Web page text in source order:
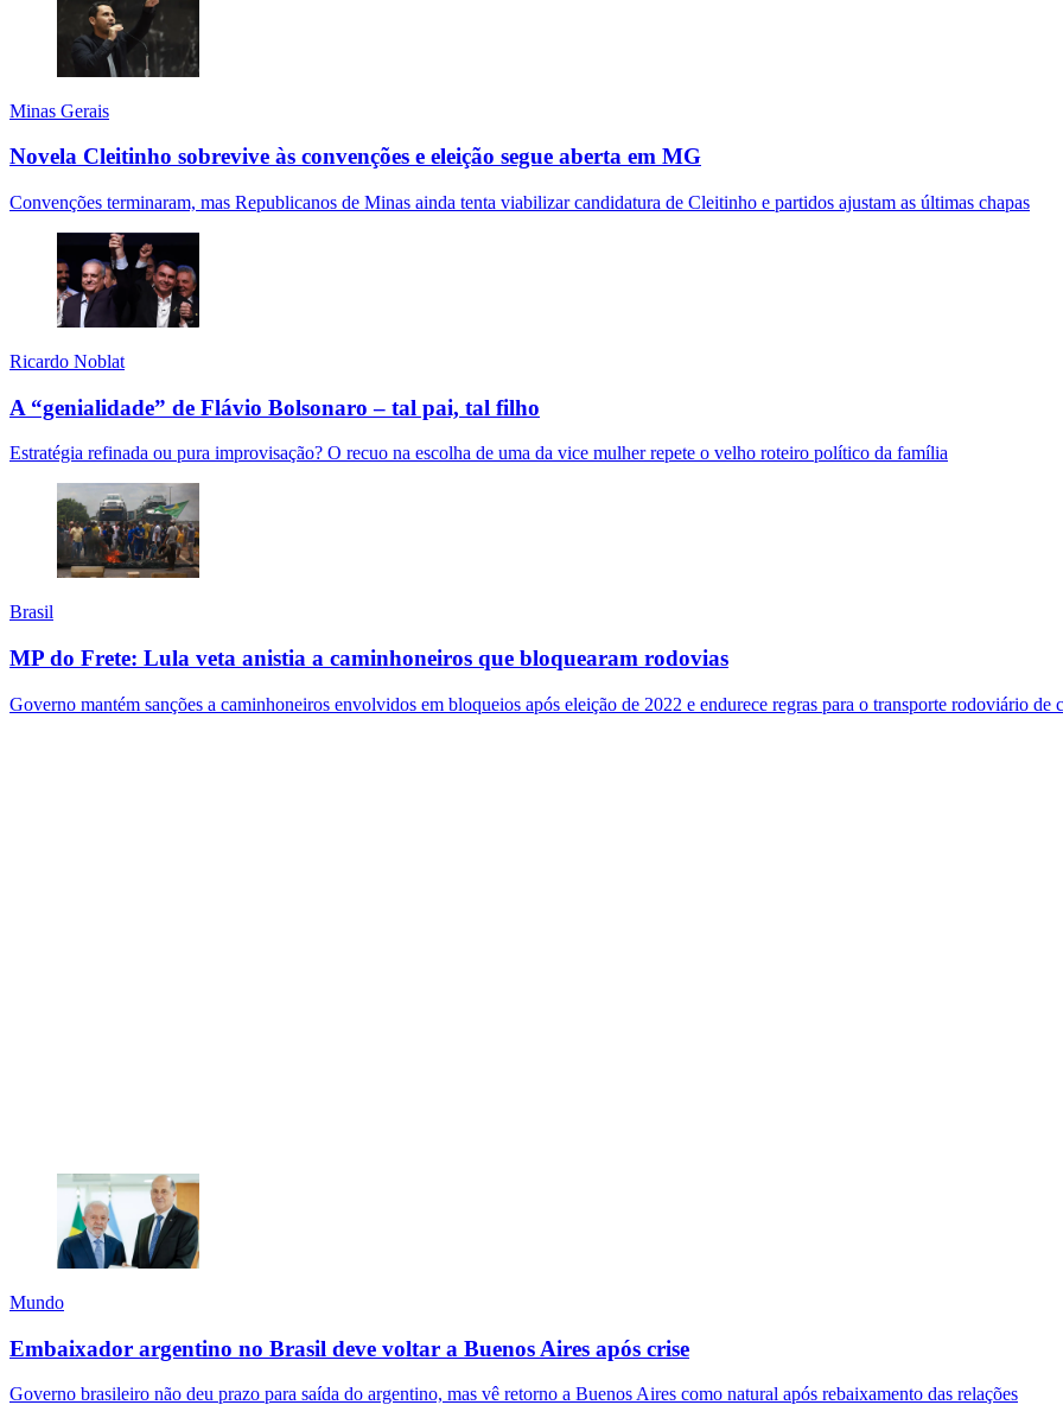
Minas Gerais
Novela Cleitinho sobrevive às convenções e eleição segue aberta em MG
Convenções terminaram, mas Republicanos de Minas ainda tenta viabilizar candidatura de Cleitinho e partidos ajustam as últimas chapas
Ricardo Noblat
A “genialidade” de Flávio Bolsonaro – tal pai, tal filho
Estratégia refinada ou pura improvisação? O recuo na escolha de uma da vice mulher repete o velho roteiro político da família
Brasil
MP do Frete: Lula veta anistia a caminhoneiros que bloquearam rodovias
Governo mantém sanções a caminhoneiros envolvidos em bloqueios após eleição de 2022 e endurece regras para o transporte rodoviário de
Mundo
Embaixador argentino no Brasil deve voltar a Buenos Aires após crise
Governo brasileiro não deu prazo para saída do argentino, mas vê retorno a Buenos Aires como natural após rebaixamento das relações